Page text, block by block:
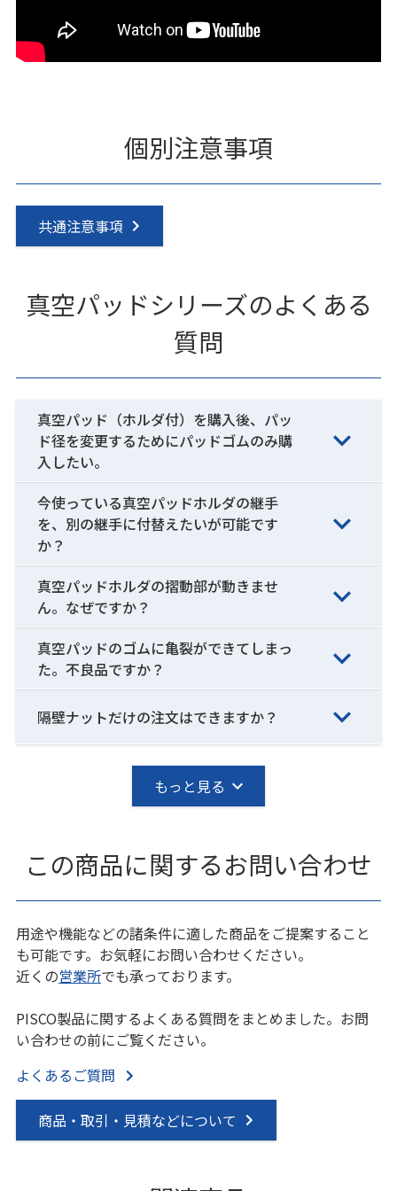
個別注意事項
共通注意事項
真空パッドシリーズのよくある
質問
真空パッド（ホルダ付）を購入後、パッ
ド径を変更するためにパッドゴムのみ購
入したい。
今使っている真空パッドホルダの継手
を、別の継手に付替えたいが可能です
か？
真空パッドホルダの摺動部が動きませ
ん。なぜですか？
真空パッドのゴムに亀裂ができてしまっ
た。不良品ですか？
隔壁ナットだけの注文はできますか？
もっと見る
この商品に関するお問い合わせ
用途や機能などの諸条件に適した商品をご提案すること
も可能です。お気軽にお問い合わせください。
近くの営業所でも承っております。
PISCO製品に関するよくある質問をまとめました。お問
い合わせの前にご覧ください。
よくあるご質問
商品・取引・見積などについて